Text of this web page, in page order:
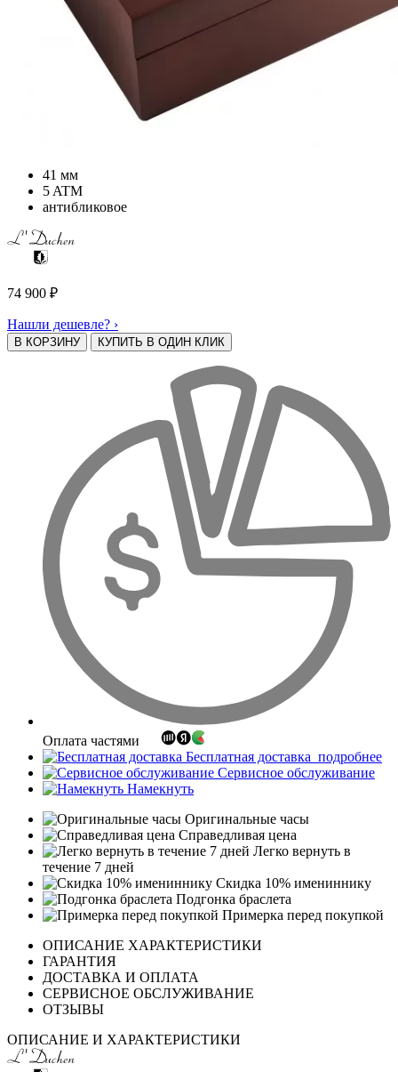
41 мм
5 ATM
антибликовое
74 900 ₽
Нашли дешевле? ›
В КОРЗИНУ КУПИТЬ В ОДИН КЛИК
Оплата частями
Бесплатная доставка подробнее
Сервисное обслуживание
Намекнуть
Оригинальные часы
Справедливая цена
Легко вернуть в
течение 7 дней
Скидка 10% имениннику
Подгонка браслета
Примерка перед покупкой
ОПИСАНИЕ ХАРАКТЕРИСТИКИ
ГАРАНТИЯ
ДОСТАВКА И ОПЛАТА
СЕРВИСНОЕ ОБСЛУЖИВАНИЕ
ОТЗЫВЫ
ОПИСАНИЕ И ХАРАКТЕРИСТИКИ